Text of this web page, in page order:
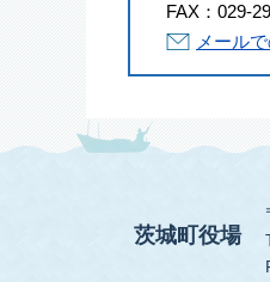
FAX： 029-
メール
茨城町役場